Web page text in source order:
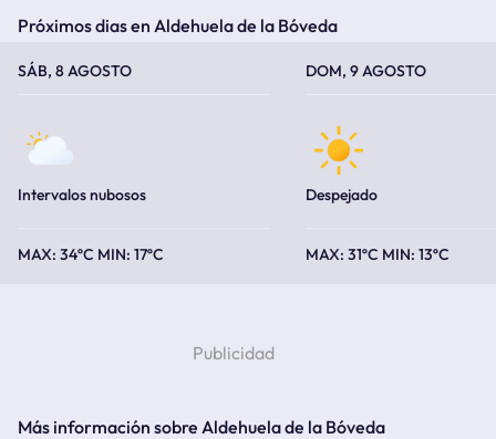
Próximos dias en Aldehuela de la Bóveda
SÁB, 8 AGOSTO
Intervalos nubosos
34ºC 17ºC
DOM, 9 AGOSTO
Despejado
31ºC 13ºC
Más información sobre Aldehuela de la Bóveda